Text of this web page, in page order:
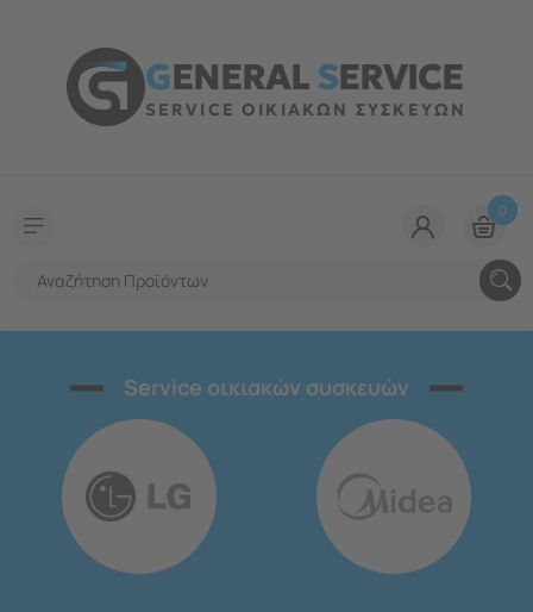
GENERALSERVICE
SERVICE ΟΙΚΙΑΚΩΝ ΣΥΣΚΕΥΩΝ
0
Service οικιακών συσκευών